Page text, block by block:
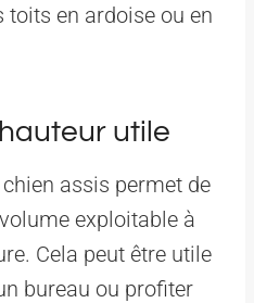
en ardoise ou en
utile
assis permet de
exploitable à
Cela peut être utile
bureau ou profiter